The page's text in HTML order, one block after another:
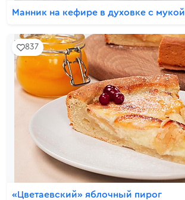
Манник на кефире в духовке с мукой
837
«Цветаевский» яблочный пирог